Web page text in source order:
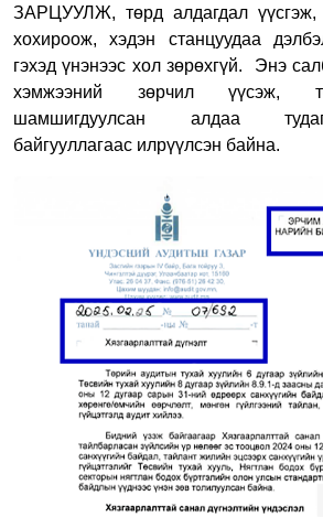
ЗАРЦУУЛЖ, төрд алдагдал үүсгэж,
хохироож, хэдэн станцуудаа
гэхэд үнэнээс хол зөрөхгүй. Энэ
хэмжээний зөрчил үүсэж,
шамшигдуулсан алдаа
байгууллагаас илрүүлсэн байна.